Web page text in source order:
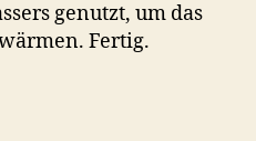
genutzt, um das
Fertig.